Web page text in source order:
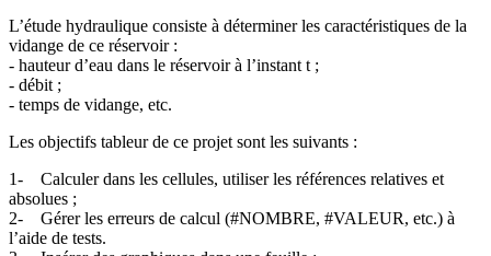
L’étude hydraulique consiste à déterminer les caractéristiques de la
vidange de ce réservoir :
- hauteur d’eau dans le réservoir à l’instant t ;
- débit ;
- temps de vidange, etc.
Les objectifs tableur de ce projet sont les suivants :
1- Calculer dans les cellules, utiliser les références relatives et
absolues ;
2- Gérer les erreurs de calcul (#NOMBRE, #VALEUR, etc.) à
l’aide de tests.